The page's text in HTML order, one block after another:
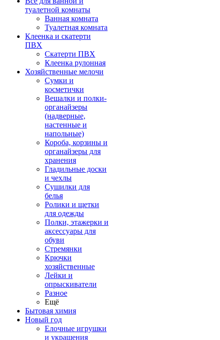
туалетной комнаты
Ванная комната
Туалетная комната
Клеенка и скатерти
ПВХ
Скатерти ПВХ
Клеенка рулонная
Хозяйственные мелочи
Сумки и
косметички
Вешалки и полки-
органайзеры
(надверные,
настенные и
напольные)
Короба, корзины и
органайзеры для
хранения
Гладильные доски
и чехлы
Сушилки для
белья
Ролики и щетки
для одежды
Полки, этажерки и
аксессуары для
обуви
Стремянки
Крючки
хозяйственные
Лейки и
опрыскиватели
Разное
Ещё
Бытовая химия
Новый год
Елочные игрушки
и украшения